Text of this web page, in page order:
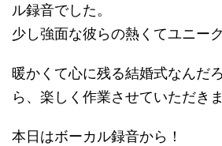
ル録音でした。
少し強面な彼らの熱くてユニー
暖かくて心に残る結婚式なんだ
ら、楽しく作業させていただきま
本日はボーカル録音から！